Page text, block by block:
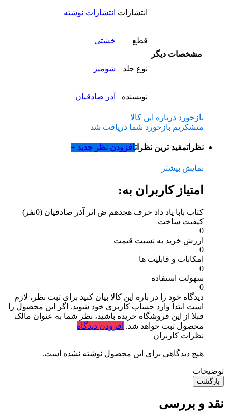
مشخصات دیگر
انتشارات انتشارات نوشته
قطع خشتی
نوع جلد شومیز
نویسنده آذر صادقیان
بازخورد درباره این کالا
متشکریم بازخورد شما دریافت شد
نظراتمفید ترین نظراتافزودن نظر جدید +
نمایش بیشتر
امتیاز کاربران به:
کتاب بابا یاد داد حرف هجدهم ض اثر آذر صادقیان (0نفر)
کیفیت ساخت
0
ارزش خرید به نسبت قیمت
0
امکانات و قابلیت ها
0
سهولت استفاده
0
دیدگاه خود را در باره این کالا بیان کنید برای ثبت نظر، لازم
است ابتدا وارد حساب کاربری خود شوید. اگر این محصول را
قبلا از این فروشگاه خریده باشید، نظر شما به عنوان مالک
محصول ثبت خواهد شد. افزودن دیدگاه
نظرات کاربران
هیچ دیدگاهی برای این محصول نوشته نشده است.
توضیحات
بازگشت
نقد و بررسی